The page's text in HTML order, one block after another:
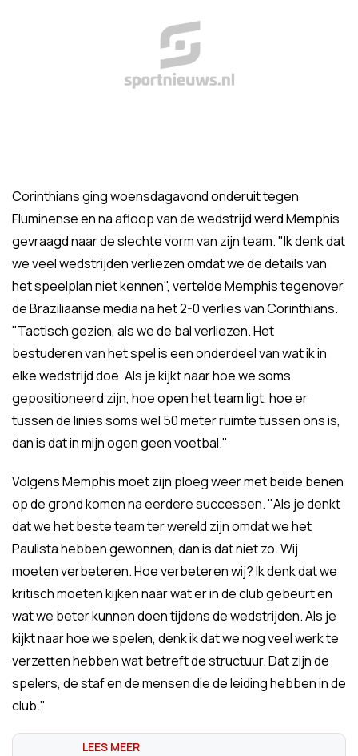
Corinthians ging woensdagavond onderuit tegen
Fluminense en na afloop van de wedstrijd werd Memphis
gevraagd naar de slechte vorm van zijn team. "Ik denk dat
we veel wedstrijden verliezen omdat we de details van
het speelplan niet kennen", vertelde Memphis tegenover
de Braziliaanse media na het 2-0 verlies van Corinthians.
"Tactisch gezien, als we de bal verliezen. Het
bestuderen van het spel is een onderdeel van wat ik in
elke wedstrijd doe. Als je kijkt naar hoe we soms
gepositioneerd zijn, hoe open het team ligt, hoe er
tussen de linies soms wel 50 meter ruimte tussen ons is,
dan is dat in mijn ogen geen voetbal."
Volgens Memphis moet zijn ploeg weer met beide benen
op de grond komen na eerdere successen. "Als je denkt
dat we het beste team ter wereld zijn omdat we het
Paulista hebben gewonnen, dan is dat niet zo. Wij
moeten verbeteren. Hoe verbeteren wij? Ik denk dat we
kritisch moeten kijken naar wat er in de club gebeurt en
wat we beter kunnen doen tijdens de wedstrijden. Als je
kijkt naar hoe we spelen, denk ik dat we nog veel werk te
verzetten hebben wat betreft de structuur. Dat zijn de
spelers, de staf en de mensen die de leiding hebben in de
club."